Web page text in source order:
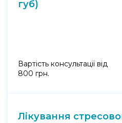
губ)
Вартість консультації від
800 грн.
Лікування